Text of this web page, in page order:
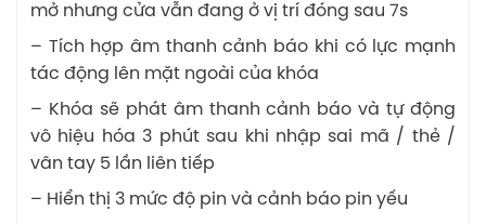
mở nhưng cửa vẫn đang ở vị trí đóng sau 7s
– Tích hợp âm thanh cảnh báo khi có lực mạnh
tác động lên mặt ngoài của khóa
– Khóa sẽ phát âm thanh cảnh báo và tự động
vô hiệu hóa 3 phút sau khi nhập sai mã / thẻ /
vân tay 5 lần liên tiếp
– Hiển thị 3 mức độ pin và cảnh báo pin yếu